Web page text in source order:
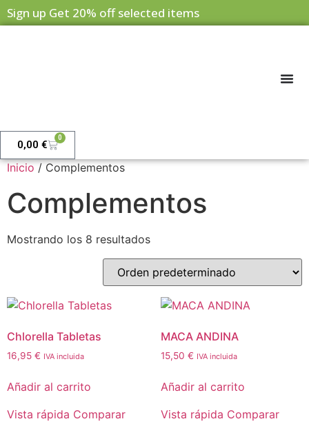
Sign up Get 20% off selected items
0,00 €
0
Inicio / Complementos
Complementos
Mostrando los 8 resultados
Chlorella Tabletas
16,95 € IVA incluida
Añadir al carrito
Vista rápida Comparar
MACA ANDINA
15,50 € IVA incluida
Añadir al carrito
Vista rápida Comparar